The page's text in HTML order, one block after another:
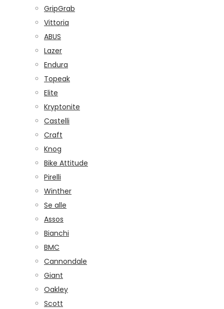
GripGrab
Vittoria
ABUS
Lazer
Endura
Topeak
Elite
Kryptonite
Castelli
Craft
Knog
Bike Attitude
Pirelli
Winther
Se alle
Assos
Bianchi
BMC
Cannondale
Giant
Oakley
Scott